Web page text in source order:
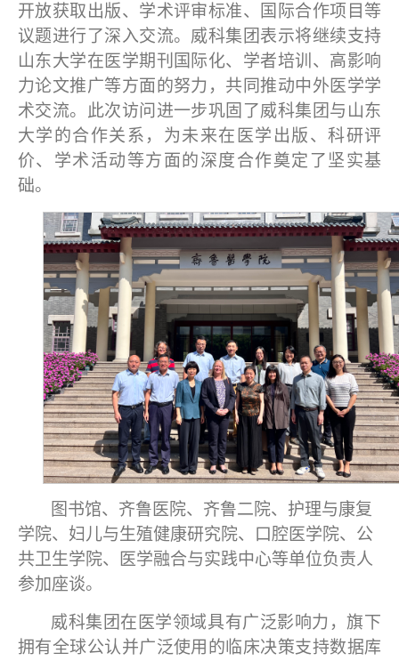
开放获取出版、学术评审标准、国际合作项目等
议题进行了深入交流。威科集团表示将继续支持
山东大学在医学期刊国际化、学者培训、高影响
力论文推广等方面的努力，共同推动中外医学学
术交流。此次访问进一步巩固了威科集团与山东
大学的合作关系，为未来在医学出版、科研评
价、学术活动等方面的深度合作奠定了坚实基
础。
图书馆、齐鲁医院、齐鲁二院、护理与康复
学院、妇儿与生殖健康研究院、口腔医学院、公
共卫生学院、医学融合与实践中心等单位负责人
参加座谈。
威科集团在医学领域具有广泛影响力，旗下
拥有全球公认并广泛使用的临床决策支持数据库